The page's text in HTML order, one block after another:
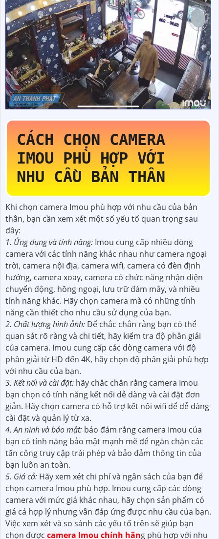
CÁCH CHỌN CAMERA
IMOU PHÙ HỢP VỚI
NHU CẦU BẢN THÂN
Khi chọn camera Imou phù hợp với nhu cầu của bản
thân, bạn cần xem xét một số yếu tố quan trọng sau
đây:
1. Ứng dụng và tính năng: Imou cung cấp nhiều dòng
camera với các tính năng khác nhau như camera ngoại
trời, camera nội địa, camera wifi, camera có đèn định
hướng, camera xoay, camera có chức năng nhận diện
chuyển động, hồng ngoại, lưu trữ đám mây, và nhiều
tính năng khác. Hãy chọn camera mà có những tính
năng cần thiết cho nhu cầu sử dụng của bạn.
2. Chất lượng hình ảnh:Để chắc chắn rằng bạn có thể
quan sát rõ ràng và chi tiết, hãy kiểm tra độ phân giải
của camera. Imou cung cấp các dòng camera với độ
phân giải từ HD đến 4K, hãy chọn độ phân giải phù hợp
với nhu cầu của bạn.
3. Kết nối và cài đặt: hãy chắc chắn rằng camera Imou
bạn chọn có tính năng kết nối dễ dàng và cài đặt đơn
giản. Hãy chọn camera có hỗ trợ kết nối wifi để dễ dàng
cài đặt và quản lý từ xa.
4. An ninh và bảo mật: bảo đảm rằng camera Imou của
bạn có tính năng bảo mật mạnh mẽ để ngăn chặn các
tấn công truy cập trái phép và bảo đảm thông tin của
bạn luôn an toàn.
5. Giá cả: Hãy xem xét chi phí và ngân sách của bạn để
chọn camera Imou phù hợp. Imou cung cấp các dòng
camera với mức giá khác nhau, hãy chọn sản phẩm có
giá cả hợp lý nhưng vẫn đáp ứng được nhu cầu của bạn.
Việc xem xét và so sánh các yếu tố trên sẽ giúp bạn
chọn được camera Imou chính hãng phù hợp với nhu